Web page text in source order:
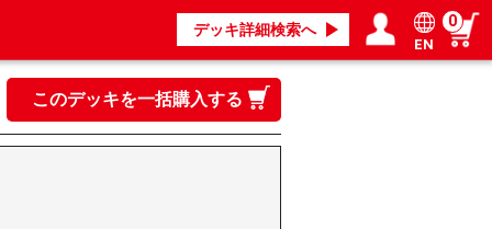
デッキ詳細検索へ
ログイン／会員登録
マイページ
EN
0
このデッキを一括購入する